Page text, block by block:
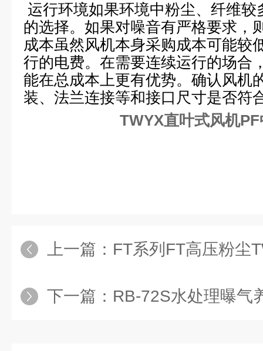
运行环境如果环境中粉尘、纤维
的选择。如果对噪音有严格要求，
成本虽然风机本身采购成本可能较
行的电费。在需要连续运行的场合
能在总成本上更有优势。确认风机
装、法兰连接等和接口尺寸是否符
TWYX直叶式风机
上一篇： FT系列FT高压粉尘
下一篇： RB-72S水处理曝气养殖